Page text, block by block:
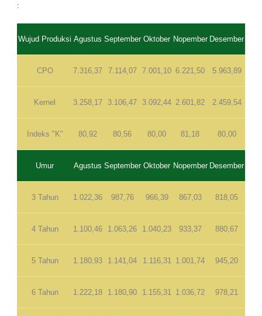
:
Wujud Produksi Agustus September Oktober Nopember Desember
CPO 7.316,37 7.114,07 7.001,10 6.221,50 5.963,89
Kernel 3.258,17 3.106,47 3.092,44 2.601,82 2.459,54
Indeks "K" 80,92 80,56 80,00 81,18 80,00
Umur Agustus September Oktober Nopember Desember
3 Tahun 1.022,36 987,76 966,39 867,03 818,05
4 Tahun 1.100,46 1.063,26 1.040,23 933,37 880,67
5 Tahun 1.180,93 1.141,04 1.116,31 1.001,74 945,20
6 Tahun 1.222,18 1.180,90 1.155,31 1.036,72 978,21